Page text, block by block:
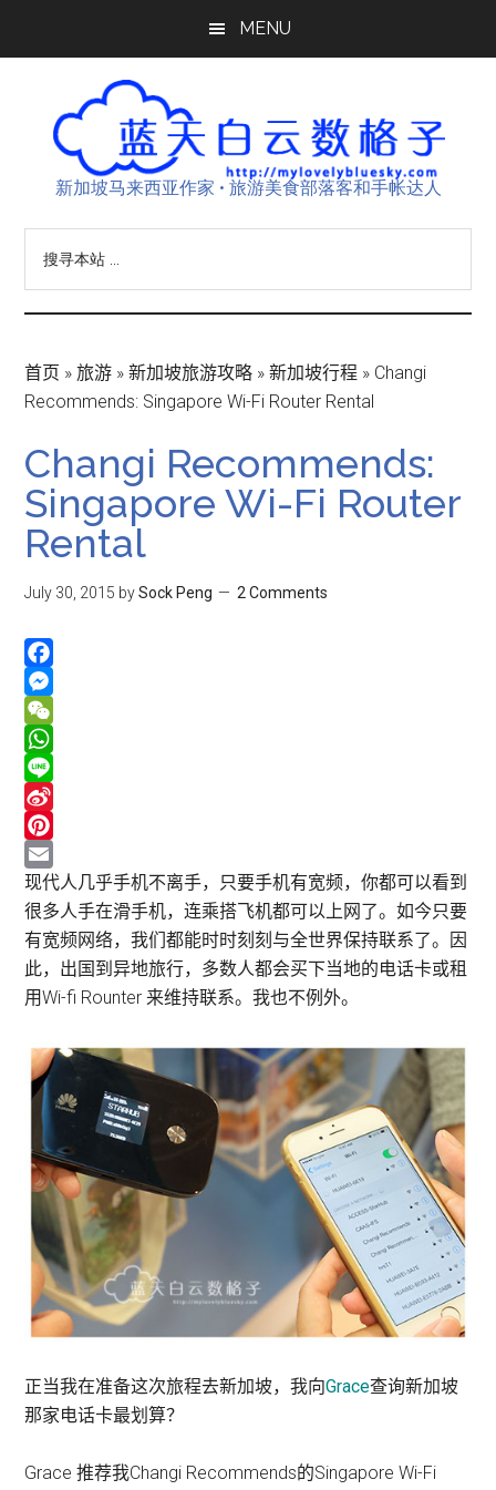
MENU
新加坡马来西亚作家 • 旅游美食部落客和手帐达人
首页 »旅游 »新加坡旅游攻略 »新加坡行程 » Changi
Recommends: Singapore Wi-Fi Router Rental
Changi Recommends:
Singapore Wi-Fi Router
Rental
July 30, 2015 bySock Peng 2 Comments
Facebook
Messenger
WeChat
WhatsApp
Line
Sina
Weibo
Pinterest
Email
现代人几乎手机不离手，只要手机有宽频，你都可以看到
很多人手在滑手机，连乘搭飞机都可以上网了。如今只要
有宽频网络，我们都能时时刻刻与全世界保持联系了。因
此，出国到异地旅行，多数人都会买下当地的电话卡或租
用Wi-fi Rounter 来维持联系。我也不例外。
正当我在准备这次旅程去新加坡，我向Grace查询新加坡
那家电话卡最划算？
Grace 推荐我Changi Recommends的Singapore Wi-Fi